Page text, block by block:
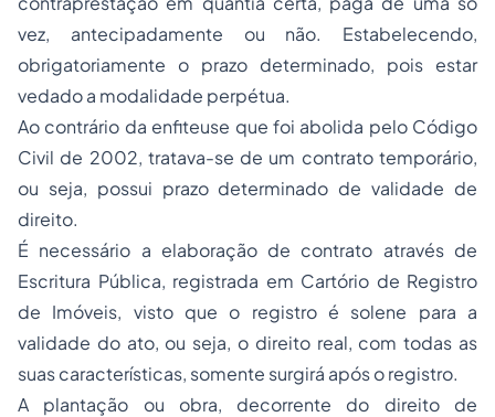
vez, antecipadamente ou não. Estabelecendo,
obrigatoriamente o prazo determinado, pois estar
vedado a modalidade perpétua.
Ao contrário da enfiteuse que foi abolida pelo Código
Civil de 2002, tratava-se de um contrato temporário,
ou seja, possui prazo determinado de validade de
direito.
É necessário a elaboração de contrato através de
Escritura Pública, registrada em Cartório de Registro
de Imóveis, visto que o registro é solene para a
validade do ato, ou seja, o direito real, com todas as
suas características, somente surgirá após o registro.
A plantação ou obra, decorrente do direito de